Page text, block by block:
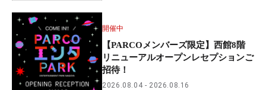
開催中
【PARCOメンバーズ限定】西館8階
リニューアルオープンレセプションご
招待！
2026.08.04 2026.08.16